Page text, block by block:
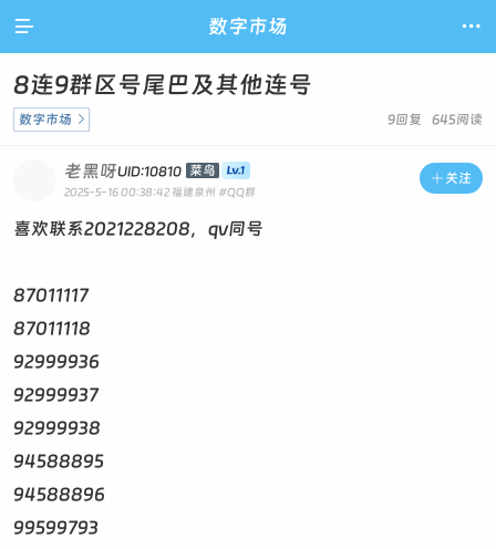
 数字市场 
8连9群区号尾巴及其他连号
9回复 645阅读
数字市场 
 关注
老黑呀UID:10810 菜鸟
2025-5-16 00:38:42 福建泉州 #QQ群
喜欢联系2021228208，qv同号
87011117
87011118
92999936
92999937
92999938
94588895
94588896
99599793